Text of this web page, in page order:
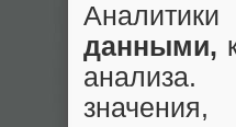
данными,